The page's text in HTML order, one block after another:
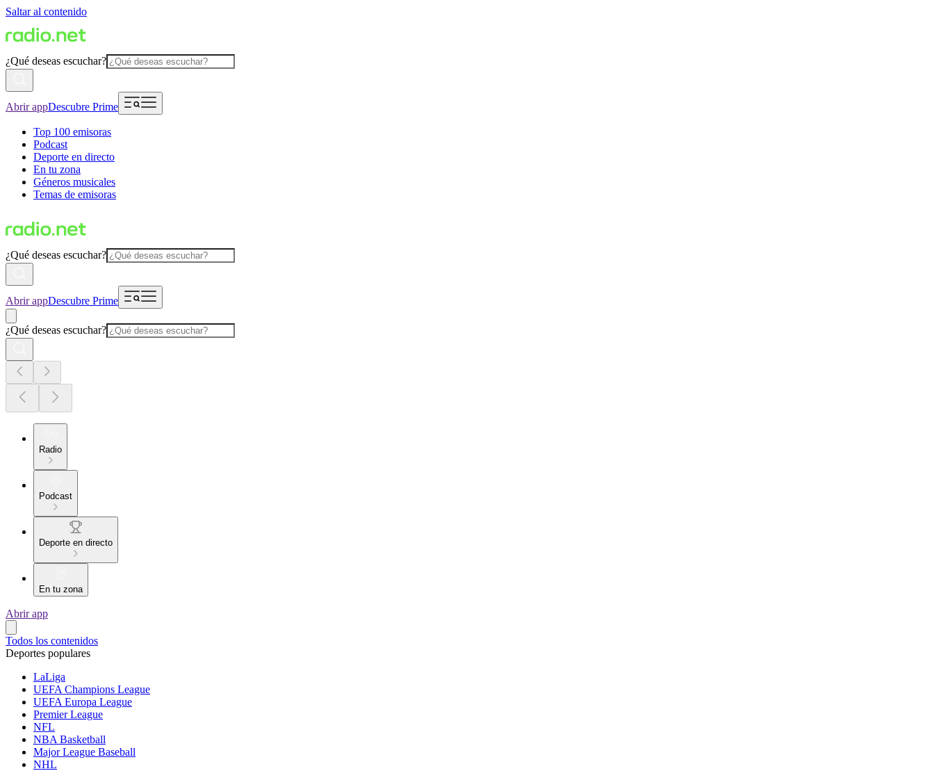
Saltar al contenido
¿Qué deseas escuchar?
Abrir appDescubre Prime
Top 100 emisoras
Podcast
Deporte en directo
En tu zona
Géneros musicales
Temas de emisoras
¿Qué deseas escuchar?
Abrir appDescubre Prime
¿Qué deseas escuchar?
Radio
Podcast
Deporte en directo
En tu zona
Abrir app
Todos los contenidos
Deportes populares
LaLiga
UEFA Champions League
UEFA Europa League
Premier League
NFL
NBA Basketball
Major League Baseball
NHL